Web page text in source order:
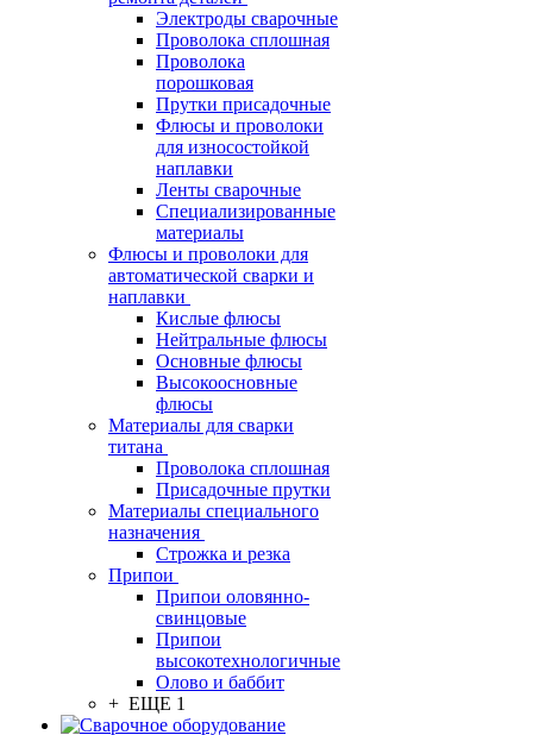
Электроды сварочные
Проволока сплошная
Проволока
порошковая
Прутки присадочные
Флюсы и проволоки
для износостойкой
наплавки
Ленты сварочные
Специализированные
материалы
Флюсы и проволоки для
автоматической сварки и
наплавки
Кислые флюсы
Нейтральные флюсы
Основные флюсы
Высокоосновные
флюсы
Материалы для сварки
титана
Проволока сплошная
Присадочные прутки
Материалы специального
назначения
Строжка и резка
Припои
Припои оловянно-
свинцовые
Припои
высокотехнологичные
Олово и баббит
+ ЕЩЕ 1